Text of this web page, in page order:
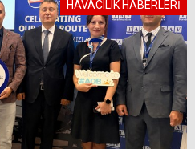
HAVACILIK HABERLERİ